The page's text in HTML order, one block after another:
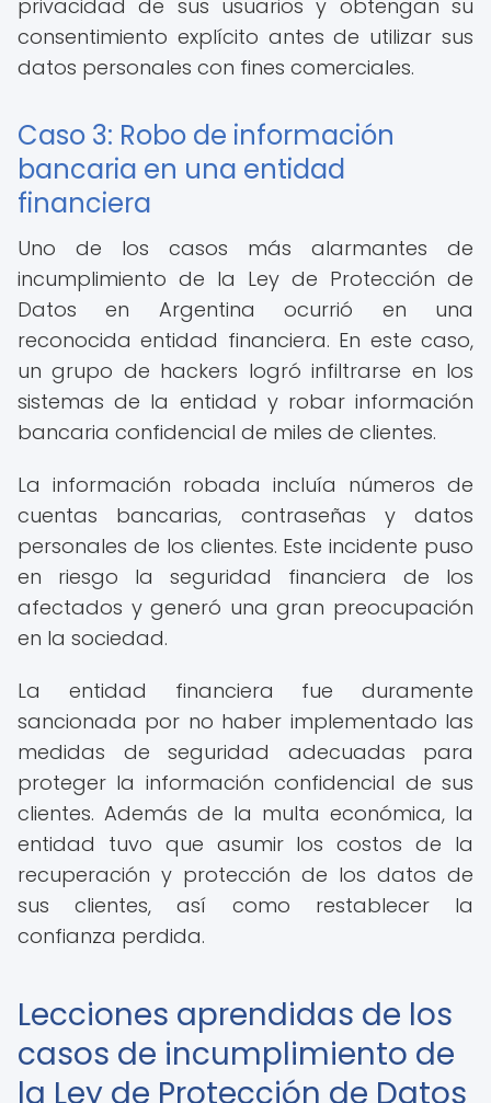
privacidad de sus usuarios y obtengan su
consentimiento explícito antes de utilizar sus
datos personales con fines comerciales.
Caso 3: Robo de información
bancaria en una entidad
financiera
Uno de los casos más alarmantes de
incumplimiento de la Ley de Protección de
Datos en Argentina ocurrió en una
reconocida entidad financiera. En este caso,
un grupo de hackers logró infiltrarse en los
sistemas de la entidad y robar información
bancaria confidencial de miles de clientes.
La información robada incluía números de
cuentas bancarias, contraseñas y datos
personales de los clientes. Este incidente puso
en riesgo la seguridad financiera de los
afectados y generó una gran preocupación
en la sociedad.
La entidad financiera fue duramente
sancionada por no haber implementado las
medidas de seguridad adecuadas para
proteger la información confidencial de sus
clientes. Además de la multa económica, la
entidad tuvo que asumir los costos de la
recuperación y protección de los datos de
sus clientes, así como restablecer la
confianza perdida.
Lecciones aprendidas de los
casos de incumplimiento de
la Ley de Protección de Datos